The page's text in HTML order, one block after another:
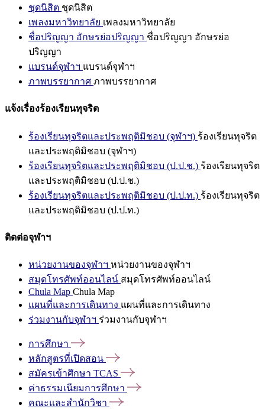
ชุดนิสิต ชุดนิสิต
เพลงมหาวิทยาลัย เพลงมหาวิทยาลัย
ชื่อปริญญา อักษรย่อปริญญา ชื่อปริญญา อักษรย่อ
ปริญญา
แบรนด์จุฬาฯ แบรนด์จุฬาฯ
ภาพบรรยากาศ ภาพบรรยากาศ
แจ้งเรื่องร้องเรียนทุจริต
ร้องเรียนทุจริตและประพฤติมิชอบ (จุฬาฯ) ร้องเรียนทุจริต
และประพฤติมิชอบ (จุฬาฯ)
ร้องเรียนทุจริตและประพฤติมิชอบ (ป.ป.ช.) ร้องเรียนทุจริต
และประพฤติมิชอบ (ป.ป.ช.)
ร้องเรียนทุจริตและประพฤติมิชอบ (ป.ป.ท.) ร้องเรียนทุจริต
และประพฤติมิชอบ (ป.ป.ท.)
ติดต่อจุฬาฯ
หน่วยงานของจุฬาฯ หน่วยงานของจุฬาฯ
สมุดโทรศัพท์ออนไลน์ สมุดโทรศัพท์ออนไลน์
Chula Map Chula Map
แผนที่และการเดินทาง แผนที่และการเดินทาง
ร่วมงานกับจุฬาฯ ร่วมงานกับจุฬาฯ
การศึกษา
หลักสูตรที่เปิดสอน
สมัครเข้าศึกษา TCAS
ค่าธรรมเนียมการศึกษา
คณะและสำนักวิชา